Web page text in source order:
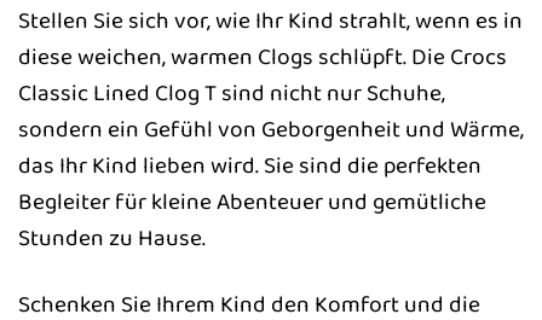
Stellen Sie sich vor, wie Ihr Kind strahlt, wenn es in
diese weichen, warmen Clogs schlüpft. Die Crocs
Classic Lined Clog T sind nicht nur Schuhe,
sondern ein Gefühl von Geborgenheit und Wärme,
das Ihr Kind lieben wird. Sie sind die perfekten
Begleiter für kleine Abenteuer und gemütliche
Stunden zu Hause.
Schenken Sie Ihrem Kind den Komfort und die